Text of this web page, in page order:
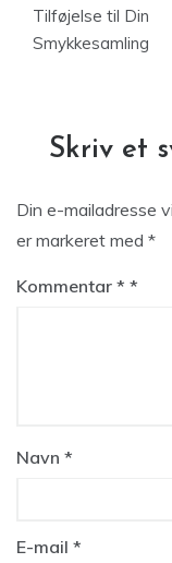
Tilføjelse til Din
Smykkesamling
Skriv et
Din e-mailadresse
er markeret med *
Kommentar *
Navn *
E-mail *